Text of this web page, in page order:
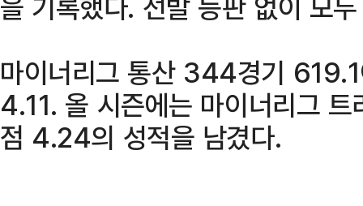
마이너리그 통산 344경기
4.11. 올 시즌에는 마이너리그
점 4.24의 성적을 남겼다.